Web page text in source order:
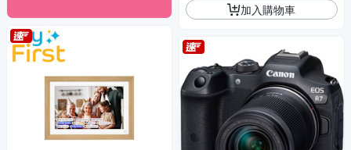
加入購物車